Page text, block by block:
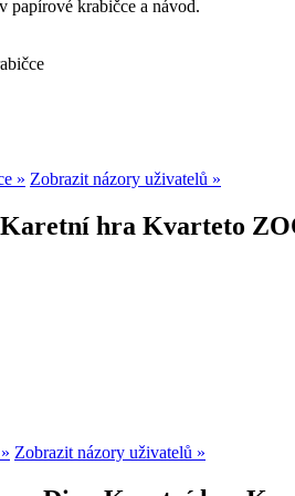
papírové krabičce a návod.
» Zobrazit názory uživatelů »
hra Kvarteto
Zobrazit názory uživatelů »